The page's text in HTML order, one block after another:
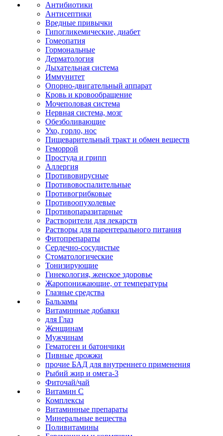
Антибиотики
Антисептики
Вредные привычки
Гипогликемические, диабет
Гомеопатия
Гормональные
Дерматология
Дыхательная система
Иммунитет
Опорно-двигательный аппарат
Кровь и кровообращение
Мочеполовая система
Нервная система, мозг
Обезболивающие
Ухо, горло, нос
Пищеварительный тракт и обмен веществ
Геморрой
Простуда и грипп
Аллергия
Противовирусные
Противовоспалительные
Противогрибковые
Противоопухолевые
Противопаразитарные
Растворители для лекарств
Растворы для парентерального питания
Фитопрепараты
Сердечно-сосудистые
Стоматологические
Тонизирующие
Гинекология, женское здоровье
Жаропонижающие, от температуры
Глазные средства
Бальзамы
Витаминные добавки
для Глаз
Женщинам
Мужчинам
Гематоген и батончики
Пивные дрожжи
прочие БАД для внутреннего применения
Рыбий жир и омега-3
Фиточай/чай
Витамин С
Комплексы
Витаминные препараты
Минеральные вещества
Поливитамины